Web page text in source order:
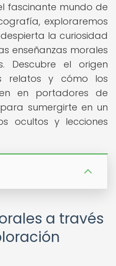
fascinante mundo de
exploraremos
la curiosidad
enseñanzas morales
Descubre el origen
relatos y cómo los
en portadores de
sumergirte en un
ocultos y lecciones
a través